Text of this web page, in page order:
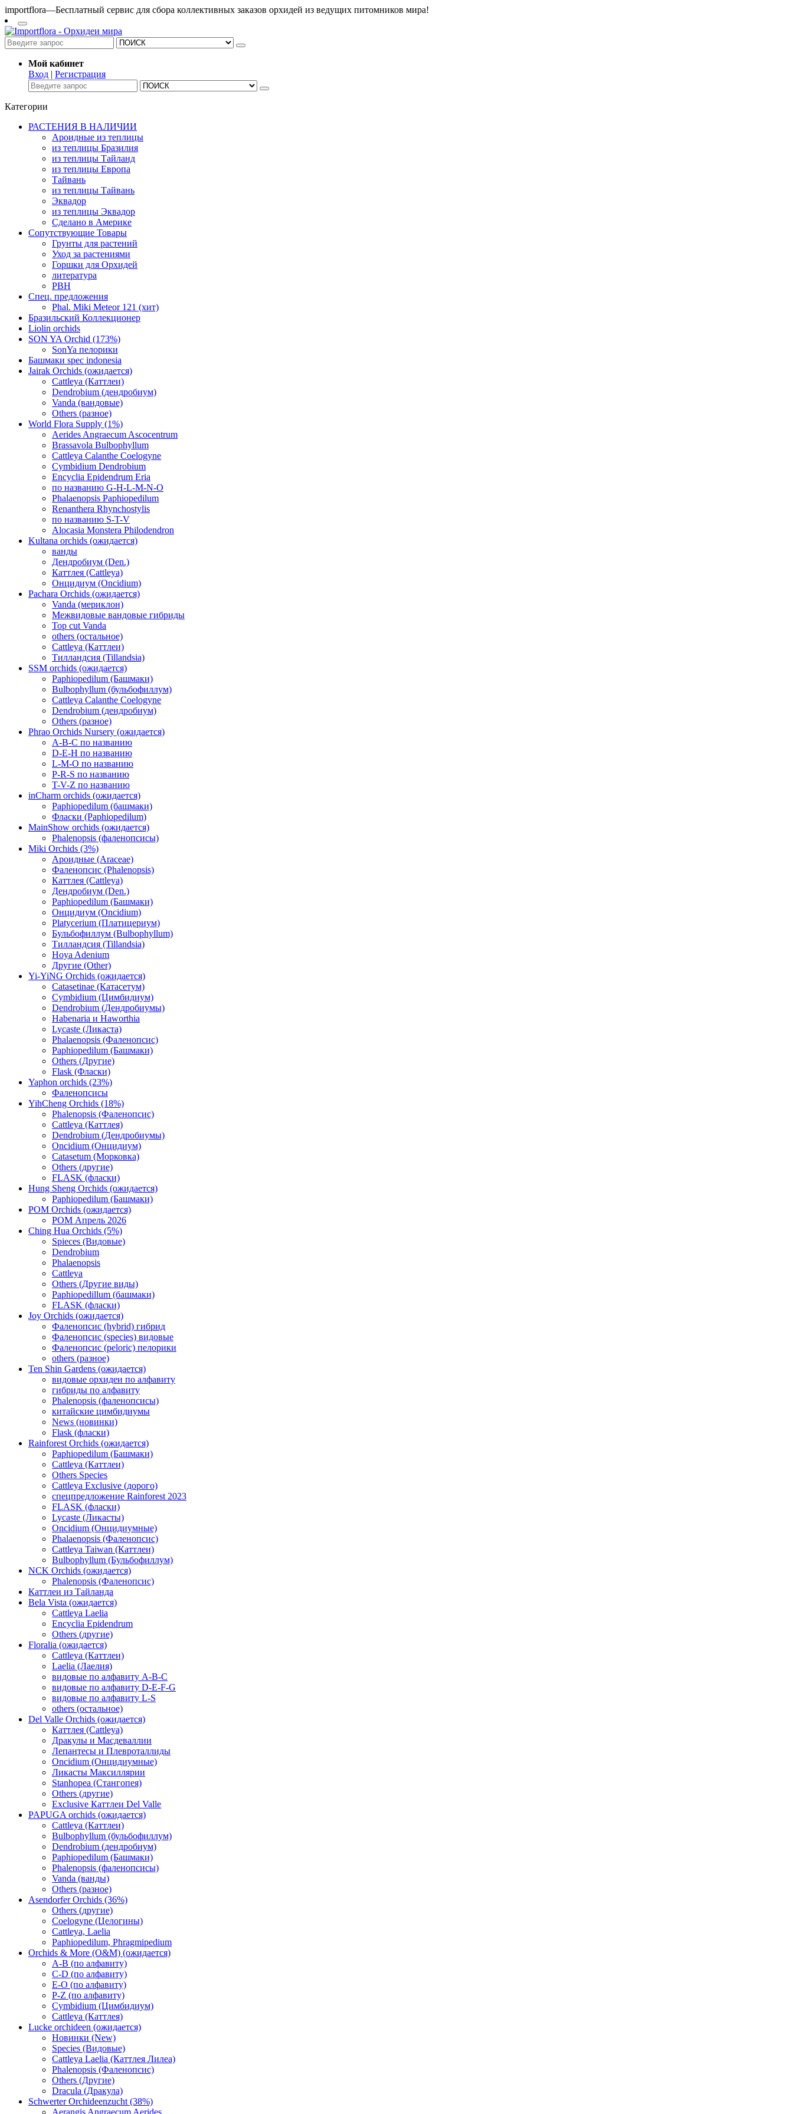
importflora—Бесплатный сервис для сбора коллективных заказов орхидей из ведущих питомников мира!
Мой кабинет
Вход | Регистрация
Категории
РАСТЕНИЯ В НАЛИЧИИ
Ароидные из теплицы
из теплицы Бразилия
из теплицы Тайланд
из теплицы Европа
Тайвань
из теплицы Тайвань
Эквадор
из теплицы Эквадор
Сделано в Америке
Сопутствующие Товары
Грунты для растений
Уход за растениями
Горшки для Орхидей
литература
РВН
Спец. предложения
Phal. Miki Meteor 121 (хит)
Бразильский Коллекционер
Liolin orchids
SON YA Orchid (173%)
SonYa пелорики
Башмаки spec indonesia
Jairak Orchids (ожидается)
Cattleya (Каттлеи)
Dendrobium (дендробиум)
Vanda (вандовые)
Others (разное)
World Flora Supply (1%)
Aerides Angraecum Ascocentrum
Brassavola Bulbophyllum
Cattleya Calanthe Coelogyne
Cymbidium Dendrobium
Encyclia Epidendrum Eria
по названию G-H-L-M-N-O
Phalaenopsis Paphiopedilum
Renanthera Rhynchostylis
по названию S-T-V
Alocasia Monstera Philodendron
Kultana orchids (ожидается)
ванды
Дендробиум (Den.)
Каттлея (Cattleya)
Онцидиум (Oncidium)
Pachara Orchids (ожидается)
Vanda (мериклон)
Межвидовые вандовые гибриды
Top cut Vanda
others (остальное)
Cattleya (Каттлеи)
Тилландсия (Tillandsia)
SSM orchids (ожидается)
Paphiopedilum (Башмаки)
Bulbophyllum (бульбофиллум)
Cattleya Calanthe Coelogyne
Dendrobium (дендробиум)
Others (разное)
Phrao Orchids Nursery (ожидается)
A-B-C по названию
D-E-H по названию
L-M-O по названию
P-R-S по названию
T-V-Z по названию
inCharm orchids (ожидается)
Paphiopedilum (башмаки)
Фласки (Paphiopedilum)
MainShow orchids (ожидается)
Phalenopsis (фаленопсисы)
Miki Orchids (3%)
Ароидные (Araceae)
Фаленопсис (Phalenopsis)
Каттлея (Cattleya)
Дендробиум (Den.)
Paphiopedilum (Башмаки)
Онцидиум (Oncidium)
Platycerium (Платицериум)
Бульбофиллум (Bulbophyllum)
Тилландсия (Tillandsia)
Hoya Adenium
Другие (Other)
Yi-YiNG Orchids (ожидается)
Catasetinae (Катасетум)
Cymbidium (Цимбидиум)
Dendrobium (Дендробиумы)
Habenaria и Haworthia
Lycaste (Ликаста)
Phalaenopsis (Фаленопсис)
Paphiopedilum (Башмаки)
Others (Другие)
Flask (Фласки)
Yaphon orchids (23%)
Фаленопсисы
YihCheng Orchids (18%)
Phalenopsis (Фаленопсис)
Cattleya (Каттлея)
Dendrobium (Дендробиумы)
Oncidium (Онцидиум)
Catasetum (Морковка)
Others (другие)
FLASK (фласки)
Hung Sheng Orchids (ожидается)
Paphiopedilum (Башмаки)
POM Orchids (ожидается)
POM Апрель 2026
Ching Hua Orchids (5%)
Spieces (Видовые)
Dendrobium
Phalaenopsis
Cattleya
Others (Другие виды)
Paphiopedillum (башмаки)
FLASK (фласки)
Joy Orchids (ожидается)
Фаленопсис (hybrid) гибрид
Фаленопсис (species) видовые
Фаленопсис (peloric) пелорики
others (разное)
Ten Shin Gardens (ожидается)
видовые орхидеи по алфавиту
гибриды по алфавиту
Phalenopsis (фаленопсисы)
китайские цимбидиумы
News (новинки)
Flask (фласки)
Rainforest Orchids (ожидается)
Paphiopedilum (Башмаки)
Cattleya (Каттлеи)
Others Species
Cattleya Exclusive (дорого)
спецпредложение Rainforest 2023
FLASK (фласки)
Lycaste (Ликасты)
Oncidium (Онцидиумные)
Phalaenopsis (Фаленопсис)
Cattleya Taiwan (Каттлеи)
Bulbophyllum (Бульбофиллум)
NCK Orchids (ожидается)
Phalenopsis (Фаленопсис)
Каттлеи из Тайланда
Bela Vista (ожидается)
Cattleya Laelia
Encyclia Epidendrum
Others (другие)
Floralia (ожидается)
Cattleya (Каттлеи)
Laelia (Лаелия)
видовые по алфавиту A-B-C
видовые по алфавиту D-E-F-G
видовые по алфавиту L-S
others (остальное)
Del Valle Orchids (ожидается)
Каттлея (Cattleya)
Дракулы и Масдеваллии
Лепантесы и Плевроталлиды
Oncidium (Онцидиумные)
Ликасты Максиллярии
Stanhopea (Стангопея)
Others (другие)
Exclusive Каттлеи Del Valle
PAPUGA orchids (ожидается)
Cattleya (Каттлеи)
Bulbophyllum (бульбофиллум)
Dendrobium (дендробиум)
Paphiopedilum (Башмаки)
Phalenopsis (фаленопсисы)
Vanda (ванды)
Others (разное)
Asendorfer Orchids (36%)
Others (другие)
Coelogyne (Целогины)
Cattleya, Laelia
Paphiopedilum, Phragmipedium
Orchids & More (O&M) (ожидается)
A-B (по алфавиту)
C-D (по алфавиту)
E-O (по алфавиту)
P-Z (по алфавиту)
Cymbidium (Цимбидиум)
Cattleya (Каттлея)
Lucke orchideen (ожидается)
Новинки (New)
Species (Видовые)
Cattleya Laelia (Каттлея Лилеа)
Phalenopsis (Фаленопсис)
Others (Другие)
Dracula (Дракула)
Schwerter Orchideenzucht (38%)
Aerangis Angraecum Aerides